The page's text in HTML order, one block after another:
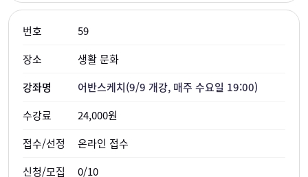
59
생활 문화
어반스케치(9/9 개강, 매주 수요일 19:00)
24,000원
온라인 접수
0/10